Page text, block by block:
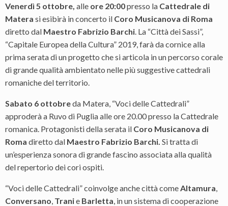
Venerdì 5 ottobre, alle ore 20:00presso la Cattedrale di
Matera si esibirà in concerto il Coro Musicanova di Roma
diretto dal Maestro Fabrizio Barchi La “Città dei Sassi”,
“Capitale Europea della Cultura” 2019, farà da cornice alla
prima serata di un progetto che si articola in un percorso corale
di grande qualità ambientato nelle più suggestive cattedrali
romaniche del territorio.
Sabato 6 ottobreda Matera, “Voci delle Cattedrali”
approderà a Ruvo di Puglia alle ore 20.00 presso la Cattedrale
romanica. Protagonisti della serata il Coro Musicanova di
Roma diretto dal Maestro Fabrizio Barchi. Si tratta di
un’esperienza sonora di grande fascino associata alla qualità
del repertorio dei cori ospiti.
“Voci delle Cattedrali” coinvolge anche città come Altamura
Conversano Tranie Barletta , in un sistema di cooperazione